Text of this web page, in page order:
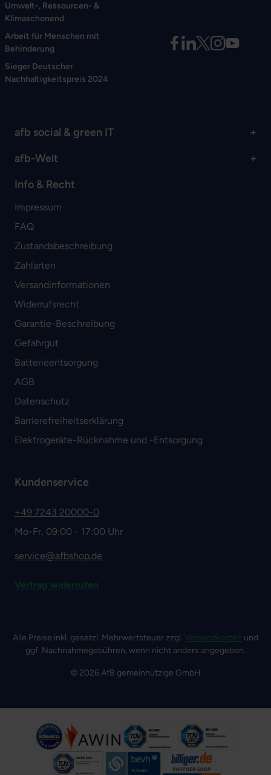
Umwelt-, Ressourcen- &
Klimaschonend
Arbeit für Menschen mit
Behinderung
Sieger Deutscher
Nachhaltigkeitspreis 2024
afb social & green IT
afb-Welt
Info & Recht
Impressum
FAQ
Zustandsbeschreibung
Zahlarten
Versandinformationen
Widerrufsrecht
Garantie-Beschreibung
Gefahrgut
Batterieentsorgung
AGB
Datenschutz
Barrierefreiheitserklärung
Elektrogeräte-Rücknahme und -Entsorgung
Kundenservice
+49 7243 20000-0
Mo-Fr, 09:00 - 17:00 Uhr
service@afbshop.de
Vertrag widerrufen
Alle Preise inkl. gesetzl. Mehrwertsteuer zzgl. Versandkosten und
ggf. Nachnahmegebühren, wenn nicht anders angegeben.
© 2026 AfB gemeinnützige GmbH